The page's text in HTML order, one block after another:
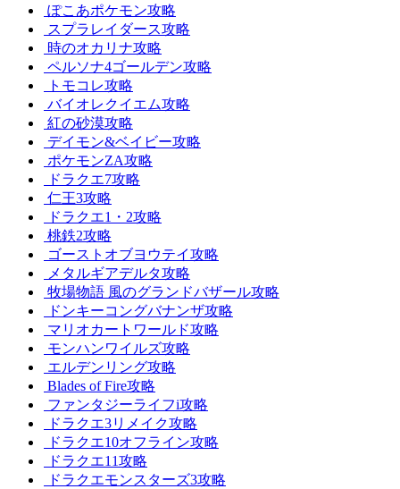
ぽこあポケモン攻略
スプラレイダース攻略
時のオカリナ攻略
ペルソナ4ゴールデン攻略
トモコレ攻略
バイオレクイエム攻略
紅の砂漠攻略
デイモン&ベイビー攻略
ポケモンZA攻略
ドラクエ7攻略
仁王3攻略
ドラクエ1・2攻略
桃鉄2攻略
ゴーストオブヨウテイ攻略
メタルギアデルタ攻略
牧場物語 風のグランドバザール攻略
ドンキーコングバナンザ攻略
マリオカートワールド攻略
モンハンワイルズ攻略
エルデンリング攻略
Blades of Fire攻略
ファンタジーライフi攻略
ドラクエ3リメイク攻略
ドラクエ10オフライン攻略
ドラクエ11攻略
ドラクエモンスターズ3攻略